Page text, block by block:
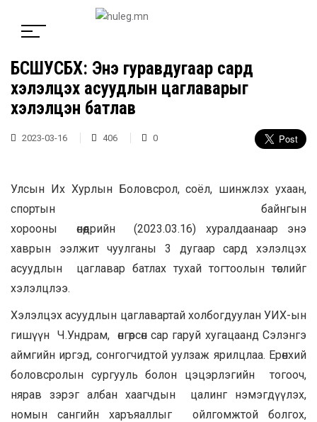
БСШУСБХ: Энэ гуравдугаар сард
хэлэлцэх асуудлын цаглаварыг
хэлэлцэн батлав
2023-03-16 406 0
Улсын Их Хурлын Боловсрол, соёл, шинжлэх ухаан,
спортын байнгын
хорооны өнөөдрийн (2023.03.16) хуралдаанаар энэ
хаврын ээлжит чуулганы 3 дугаар сард хэлэлцэх
асуудлын цаглавар батлах тухай тогтоолын төслийг
хэлэлцлээ.
Хэлэлцэх асуудлын цаглавартай холбогдуулан УИХ-ын
гишүүн Ч.Ундрам, өнгөрсөн сар гаруй хугацаанд Сэлэнгэ
аймгийн иргэд, сонгогчидтой уулзаж ярилцлаа. Ерөнхий
боловсролын сургууль болон цэцэрлэгийн тогооч,
нярав зэрэг албан хаагчдын цалинг нэмэгдүүлэх,
номын сангийн харъяаллыг ойлгомжтой болгох,